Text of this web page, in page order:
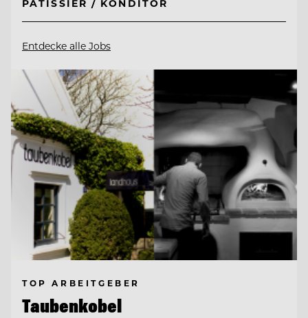
PÂTISSIER / KONDITOR
Entdecke alle Jobs
TOP ARBEITGEBER
Taubenkobel